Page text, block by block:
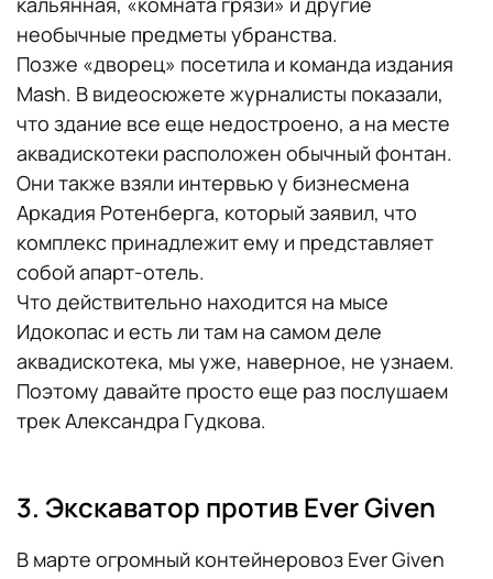
необычные предметы убранства.
Позже «дворец» посетила и команда издания
Mash. В видеосюжете журналисты показали,
что здание все еще недостроено, а на месте
аквадискотеки расположен обычный фонтан.
Они также взяли интервью у бизнесмена
Аркадия Ротенберга, который заявил, что
комплекс принадлежит ему и представляет
собой апарт-отель.
Что действительно находится на мысе
Идокопас и есть ли там на самом деле
аквадискотека, мы уже, наверное, не узнаем.
Поэтому давайте просто еще раз послушаем
трек Александра Гудкова.
3. Экскаватор против Ever Given
В марте огромный контейнеровоз Ever Given